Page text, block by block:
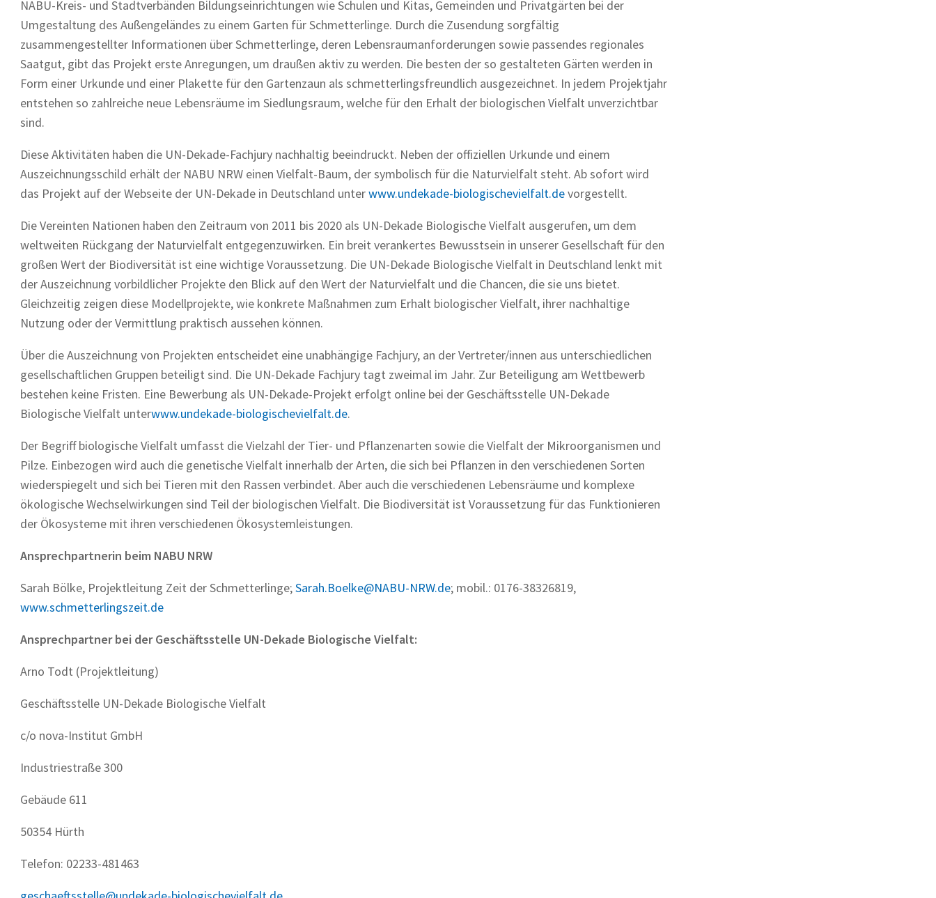
NABU-Kreis- und Stadtverbänden Bildungseinrichtungen wie Schulen und Kitas, Gemeinden und Privatgärten bei der
Umgestaltung des Außengeländes zu einem Garten für Schmetterlinge. Durch die Zusendung sorgfältig
zusammengestellter Informationen über Schmetterlinge, deren Lebensraumanforderungen sowie passendes regionales
Saatgut, gibt das Projekt erste Anregungen, um draußen aktiv zu werden. Die besten der so gestalteten Gärten werden in
Form einer Urkunde und einer Plakette für den Gartenzaun als schmetterlingsfreundlich ausgezeichnet. In jedem Projektjahr
entstehen so zahlreiche neue Lebensräume im Siedlungsraum, welche für den Erhalt der biologischen Vielfalt unverzichtbar
sind.
Diese Aktivitäten haben die UN-Dekade-Fachjury nachhaltig beeindruckt. Neben der offiziellen Urkunde und einem
Auszeichnungsschild erhält der NABU NRW einen Vielfalt-Baum, der symbolisch für die Naturvielfalt steht. Ab sofort wird
das Projekt auf der Webseite der UN-Dekade in Deutschland unterwww.undekade-biologischevielfalt.devorgestellt.
Die Vereinten Nationen haben den Zeitraum von 2011 bis 2020 als UN-Dekade Biologische Vielfalt ausgerufen, um dem
weltweiten Rückgang der Naturvielfalt entgegenzuwirken. Ein breit verankertes Bewusstsein in unserer Gesellschaft für den
großen Wert der Biodiversität ist eine wichtige Voraussetzung. Die UN-Dekade Biologische Vielfalt in Deutschland lenkt mit
der Auszeichnung vorbildlicher Projekte den Blick auf den Wert der Naturvielfalt und die Chancen, die sie uns bietet.
Gleichzeitig zeigen diese Modellprojekte, wie konkrete Maßnahmen zum Erhalt biologischer Vielfalt, ihrer nachhaltige
Nutzung oder der Vermittlung praktisch aussehen können.
Über die Auszeichnung von Projekten entscheidet eine unabhängige Fachjury, an der Vertreter/innen aus unterschiedlichen
gesellschaftlichen Gruppen beteiligt sind. Die UN-Dekade Fachjury tagt zweimal im Jahr. Zur Beteiligung am Wettbewerb
bestehen keine Fristen. Eine Bewerbung als UN-Dekade-Projekt erfolgt online bei der Geschäftsstelle UN-Dekade
Biologische Vielfalt unterwww.undekade-biologischevielfalt.de.
Der Begriff biologische Vielfalt umfasst die Vielzahl der Tier- und Pflanzenarten sowie die Vielfalt der Mikroorganismen und
Pilze. Einbezogen wird auch die genetische Vielfalt innerhalb der Arten, die sich bei Pflanzen in den verschiedenen Sorten
wiederspiegelt und sich bei Tieren mit den Rassen verbindet. Aber auch die verschiedenen Lebensräume und komplexe
ökologische Wechselwirkungen sind Teil der biologischen Vielfalt. Die Biodiversität ist Voraussetzung für das Funktionieren
der Ökosysteme mit ihren verschiedenen Ökosystemleistungen.
Ansprechpartnerin beim NABU NRW
Sarah Bölke, Projektleitung Zeit der Schmetterlinge;Sarah.Boelke@NABU-NRW.de; mobil.: 0176-38326819,
www.schmetterlingszeit.de
Ansprechpartner bei der Geschäftsstelle UN-Dekade Biologische Vielfalt:
Arno Todt (Projektleitung)
Geschäftsstelle UN-Dekade Biologische Vielfalt
c/o nova-Institut GmbH
Industriestraße 300
Gebäude 611
50354 Hürth
Telefon: 02233-481463